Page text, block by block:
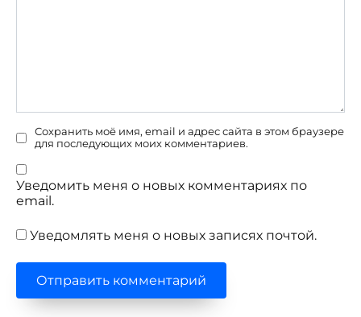
Сохранить моё имя, email и адрес сайта в этом браузере
для последующих моих комментариев.
Уведомить меня о новых комментариях по
email.
Уведомлять меня о новых записях почтой.